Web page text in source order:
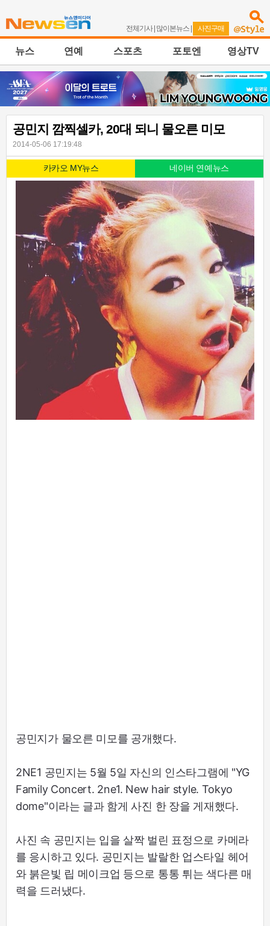
전체기사| 많이본뉴스 | 사진구매
뉴스 연예 스포츠 포토엔 영상TV
공민지 깜찍셀카, 20대 되니 물오른 미모
2014-05-06 17:19:48
카카오 MY뉴스 네이버 연예뉴스
공민지가 물오른 미모를 공개했다.
2NE1 공민지는 5월 5일 자신의 인스타그램에 "YG
Family Concert. 2ne1. New hair style. Tokyo
dome"이라는 글과 함게 사진 한 장을 게재했다.
사진 속 공민지는 입을 살짝 벌린 표정으로 카메라
를 응시하고 있다. 공민지는 발랄한 업스타일 헤어
와 붉은빛 립 메이크업 등으로 통통 튀는 색다른 매
력을 드러냈다.